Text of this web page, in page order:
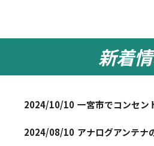
新着
2024/10/10 一宮市でコンセン
2024/08/10 アナログアンテナ